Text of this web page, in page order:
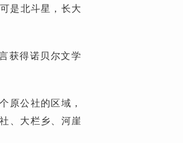
是北斗星，长大
获得诺贝尔文学
原公社的区域，
、大栏乡、河崖